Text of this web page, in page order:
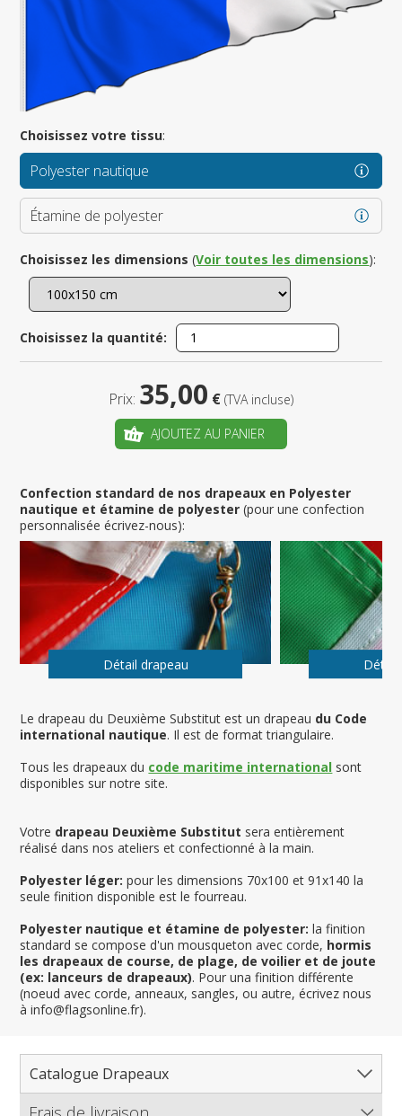
Le drapeau du Deuxième Substitut est un drapeau du Code
international nautique. Il est de format triangulaire.
Tous les drapeaux du code maritime international sont
disponibles sur notre site.
Votre drapeau Deuxième Substitut sera entièrement
réalisé dans nos ateliers et confectionné à la main.
Polyester léger: pour les dimensions 70x100 et 91x140 la
seule finition disponible est le fourreau.
Polyester nautique et étamine de polyester: la finition
standard se compose d'un mousqueton avec corde, hormis
les drapeaux de course, de plage, de voilier et de joute
(ex: lanceurs de drapeaux). Pour una finition différente
(noeud avec corde, anneaux, sangles, ou autre, écrivez nous
à info@flagsonline.fr).
Choisissez votre tissu:
Polyester nautique
Étamine de polyester
Choisissez les dimensions (Voir toutes les dimensions):
Choisissez la quantité:
Prix: 35,00 € (TVA incluse)
AJOUTEZ AU PANIER
Confection standard de nos drapeaux en Polyester
nautique et étamine de polyester(pour une confection
personnalisée écrivez-nous):
Détail drapeau Détail
Catalogue Drapeaux